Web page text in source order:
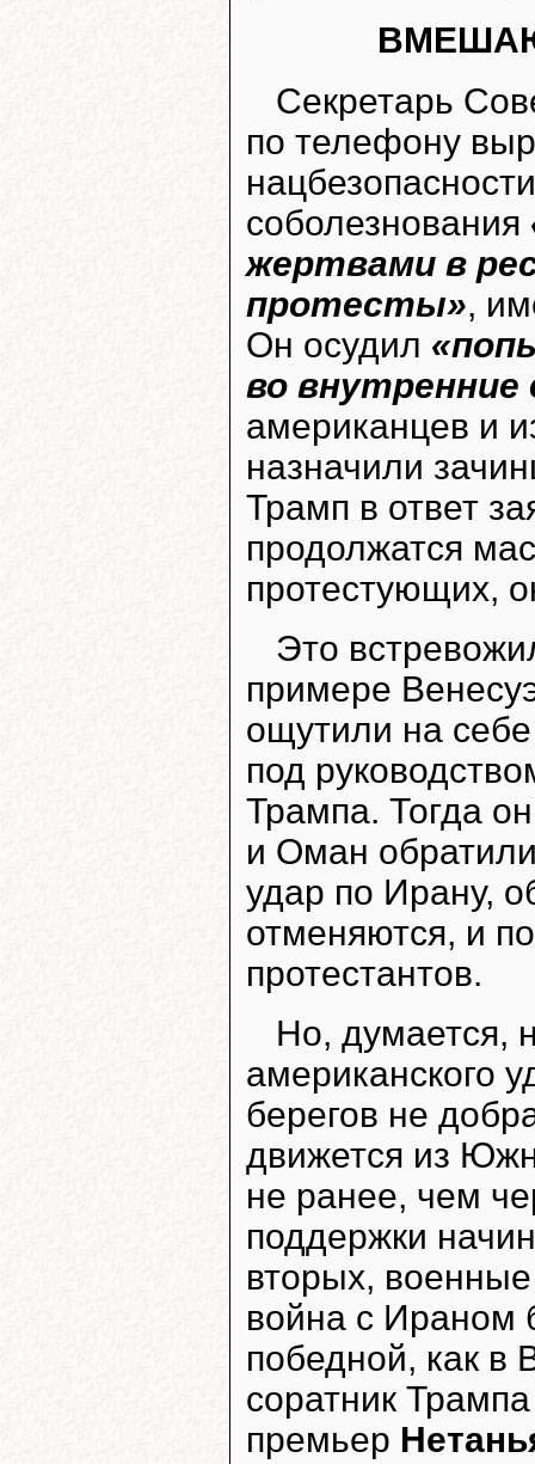
Секретарь
по телефону
соболезнования
жертвами в
протесты»,
Он осудил
во внутренние
американцев и
назначили
Трамп в ответ
продолжатся
протестующих,
Это
примере
ощутили на
под
Трампа. Тогда
и Оман
удар по Ирану,
отменяются, и
протестантов.
Но, думается,
американского
берегов не
движется из
не ранее, чем
поддержки
вторых,
война с Ираном
победной, как в
соратник
премьер